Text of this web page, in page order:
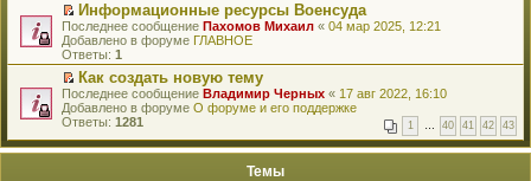
П
е
р
е
й
т
и
к
е
Информационные ресурсы Военсуда
Последнее сообщение Пахомов Михаил « 04 мар 2025, 12:21
Добавлено в форуме ГЛАВНОЕ
Ответы: 1
П
е
р
й
Как создать новую тему
Последнее сообщение Владимир Черных « 17 авг 2022, 16:10
Добавлено в форуме О форуме и его поддержке
Ответы: 1281 1 … 40 41 42 43
Темы